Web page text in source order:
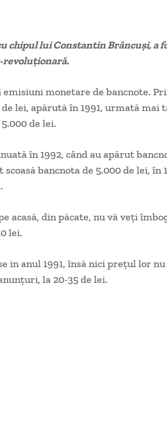
chipul lui Constantin Brâncuşi, a
revoluţionară.
monetare de bancnote.
lei, apărută în 1991, urmată mai
de lei.
în 1992, când au apărut
bancnota de 5.000 de lei, în
.
acasă, din păcate, nu vă veţi
lei.
in anul 1991, însă nici preţul lor
la 20-35 de lei.